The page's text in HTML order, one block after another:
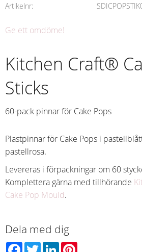
Artikelnr
Ge ett omdöme!
Kitchen Craft®
Sticks
60-pack pinnar för Cake Pops
Plastpinnar för Cake Pops i
pastellrosa.
Levereras i förpackningar om 60
Komplettera gärna med tillhörande
Cake Pop Mould.
Dela med dig
Facebook
TwitterLinkedIn